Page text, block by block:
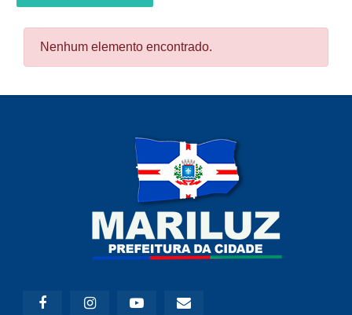
Nenhum elemento encontrado.